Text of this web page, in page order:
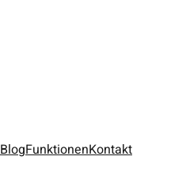
BlogFunktionenKontakt